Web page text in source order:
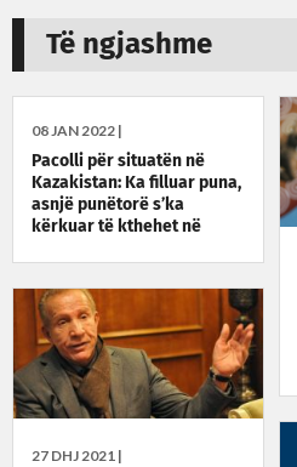
Të ngjashme
08 JAN 2022 |
Pacolli për situatën në
Kazakistan: Ka filluar puna,
asnjë punëtorë s’ka
kërkuar të kthehet në
27 DHJ 2021 |